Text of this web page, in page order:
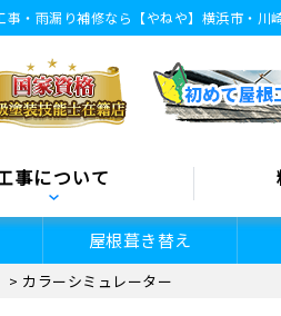
・⾬漏り補修なら【やねや】横浜市・川
事について
屋根葺き替え
> カラーシミュレーター